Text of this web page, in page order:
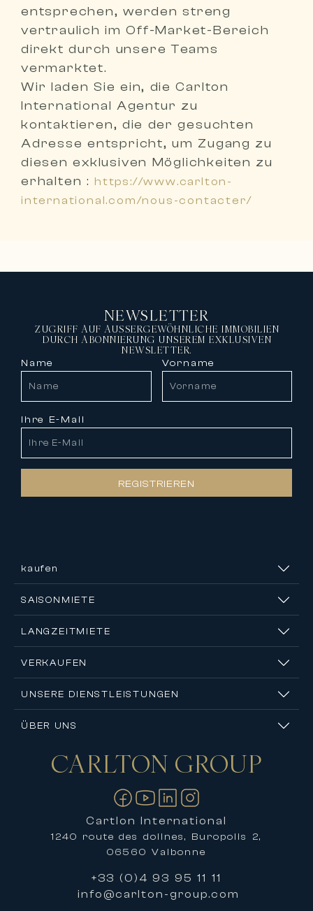
entsprechen, werdenstreng
vertraulich im Off-Market-Bereich
direkt durch unsere Teams
vermarktet.
Wir laden Sie ein, die Carlton
International Agentur zu
kontaktieren, die der gesuchten
Adresse entspricht, um Zugang zu
diesen exklusiven Möglichkeiten zu
erhalten : https://www.carlton-
international.com/nous-contacter/
NEWSLETTER
ZUGRIFF AUF AUSSERGEWÖHNLICHE IMMOBILIEN
DURCH ABONNIERUNG UNSEREM EXKLUSIVEN
NEWSLETTER.
Name Vorname
Ihre E-Mail
REGISTRIEREN
kaufen
SAISONMIETE
LANGZEITMIETE
VERKAUFEN
UNSERE DIENSTLEISTUNGEN
ÜBER UNS
KontaktCARLTON GROUP
Cartlon International
1240 route des dolines, Buropolis 2,
06560 Valbonne
+33 (0)4 93 95 11 11
info@carlton-group.com